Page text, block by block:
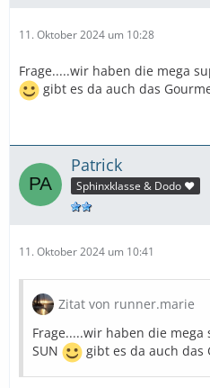
11. Oktober 2024 um 10:28
Frage.....wir haben die mega
gibt es da auch das
Patrick
Sphinxklasse & Dodo ❤️
11. Oktober 2024 um 10:41
Zitat von runner.marie
Frage.....wir haben die
SUN
gibt es da auch das